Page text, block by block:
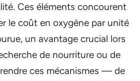
Ces éléments concourent
le coût en oxygène par unité
un avantage crucial lors
de nourriture ou de
ces mécanismes — de